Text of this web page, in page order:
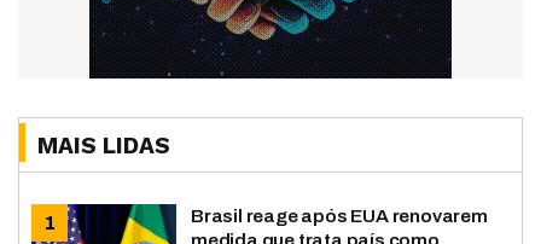
MAIS LIDAS
Brasil reage após EUA renovarem
medida que trata país como